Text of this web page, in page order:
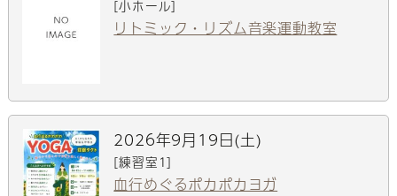
[小ホール]
リトミック・リズム音楽運動教室
2026年9月19日(土)
[練習室1]
血行めぐるポカポカヨガ